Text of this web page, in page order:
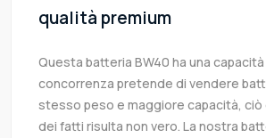
qualità premium
Questa batteria BW40 ha una capacità
concorrenza pretende di vendere
stesso peso e maggiore capacità, ciò
dei fatti risulta non vero. La nostra